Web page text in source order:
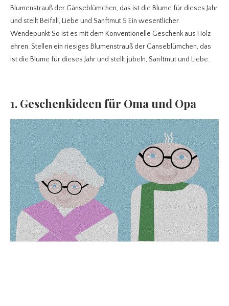
Blumenstrauß der Gänseblümchen, das ist die Blume für dieses Jahr
und stellt Beifall, Liebe und Sanftmut 5 Ein wesentlicher
Wendepunkt So ist es mit dem Konventionelle Geschenk aus Holz
ehren. Stellen ein riesiges Blumenstrauß der Gänseblümchen, das
ist die Blume für dieses Jahr und stellt jubeln, Sanftmut und Liebe.
1. Geschenkideen für Oma und Opa